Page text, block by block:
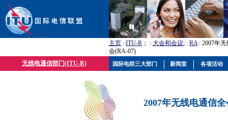
主页 : ITU-R ； : 大会和会议; : RA: 2007年
会(RA-07)
无线电通信部门(ITU-R)
2007年无线电通信
国际电联三大部门 新闻室 各项活动